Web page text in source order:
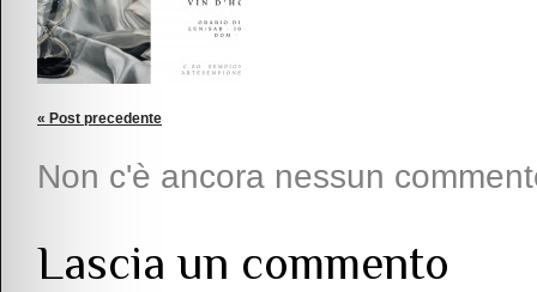
« Post precedente
Non c'è ancora nessun
Lascia un commento